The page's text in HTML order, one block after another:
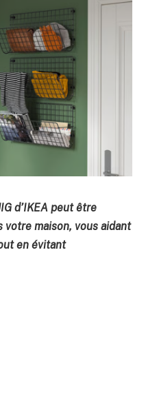
d’IKEA peut être
votre maison, vous aidant
en évitant